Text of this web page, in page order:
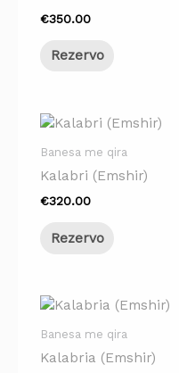
€350.00
Rezervo
Banesa me qira
Kalabri (Emshir)
€320.00
Rezervo
Banesa me qira
Kalabria (Emshir)